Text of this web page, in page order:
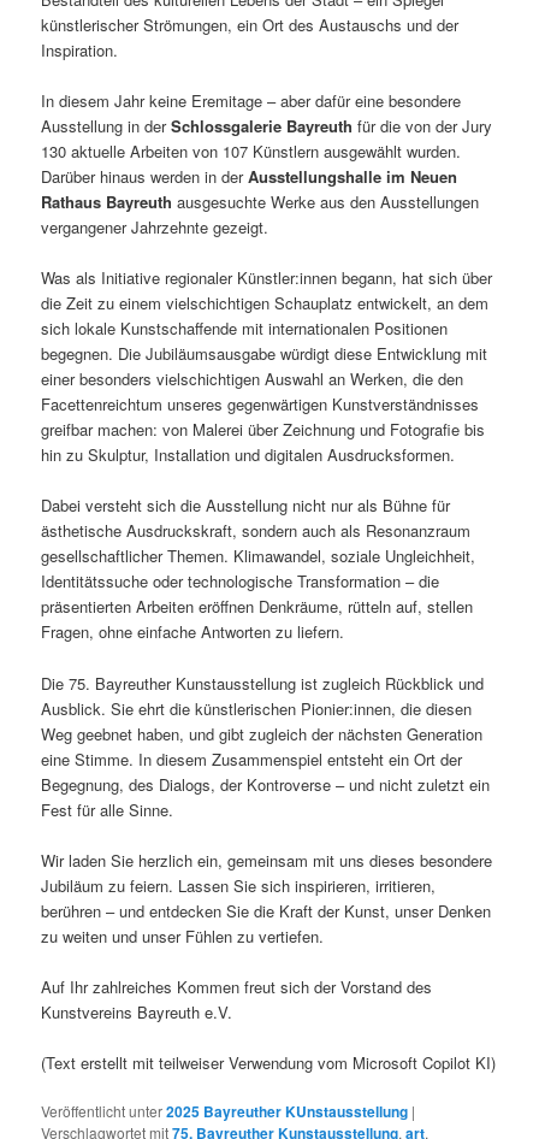
künstlerischer Strömungen, ein Ort des Austauschs und der
Inspiration.
In diesem Jahr keine Eremitage – aber dafür eine besondere
Ausstellung in derSchlossgalerie Bayreuth für die von der Jury
130 aktuelle Arbeiten von 107 Künstlern ausgewählt wurden.
Darüber hinaus werden in derAusstellungshalle im Neuen
Rathaus Bayreuth ausgesuchte Werke aus den Ausstellungen
vergangener Jahrzehnte gezeigt.
Was als Initiative regionaler Künstler:innen begann, hat sich über
die Zeit zu einem vielschichtigen Schauplatz entwickelt, an dem
sich lokale Kunstschaffende mit internationalen Positionen
begegnen. Die Jubiläumsausgabe würdigt diese Entwicklung mit
einer besonders vielschichtigen Auswahl an Werken, die den
Facettenreichtum unseres gegenwärtigen Kunstverständnisses
greifbar machen: von Malerei über Zeichnung und Fotografie bis
hin zu Skulptur, Installation und digitalen Ausdrucksformen.
Dabei versteht sich die Ausstellung nicht nur als Bühne für
ästhetische Ausdruckskraft, sondern auch als Resonanzraum
gesellschaftlicher Themen. Klimawandel, soziale Ungleichheit,
Identitätssuche oder technologische Transformation – die
präsentierten Arbeiten eröffnen Denkräume, rütteln auf, stellen
Fragen, ohne einfache Antworten zu liefern.
Die 75. Bayreuther Kunstausstellung ist zugleich Rückblick und
Ausblick. Sie ehrt die künstlerischen Pionier:innen, die diesen
Weg geebnet haben, und gibt zugleich der nächsten Generation
eine Stimme. In diesem Zusammenspiel entsteht ein Ort der
Begegnung, des Dialogs, der Kontroverse – und nicht zuletzt ein
Fest für alle Sinne.
Wir laden Sie herzlich ein, gemeinsam mit uns dieses besondere
Jubiläum zu feiern. Lassen Sie sich inspirieren, irritieren,
berühren – und entdecken Sie die Kraft der Kunst, unser Denken
zu weiten und unser Fühlen zu vertiefen.
Auf Ihr zahlreiches Kommen freut sich der Vorstand des
Kunstvereins Bayreuth e.V.
(Text erstellt mit teilweiser Verwendung vom Microsoft Copilot KI)
Veröffentlicht unter2025 Bayreuther KUnstausstellung |
Verschlagwortet mit75. Bayreuther Kunstausstellung,art,